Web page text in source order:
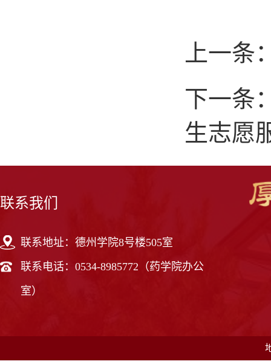
上一条
下一条
生志愿
联系我们
联系地址：德州学院8号楼505室
联系电话：0534-8985772（药学院办公
室）